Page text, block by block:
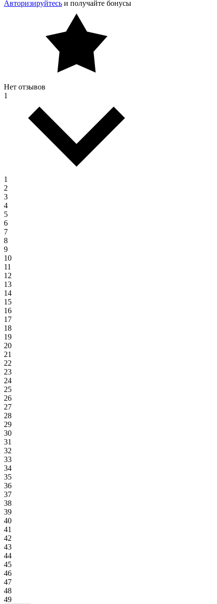
Авторизируйтесь и получайте бонусы
Нет отзывов
1
1
2
3
4
5
6
7
8
9
10
11
12
13
14
15
16
17
18
19
20
21
22
23
24
25
26
27
28
29
30
31
32
33
34
35
36
37
38
39
40
41
42
43
44
45
46
47
48
49